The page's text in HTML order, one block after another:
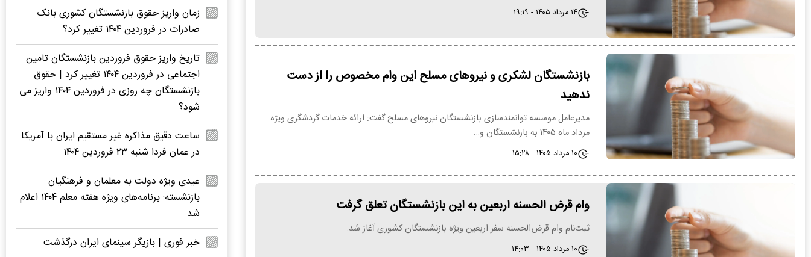
۱۴ مرداد ۱۴۰۵ - ۱۹:۱۹
بازنشستگان لشکری و نیروهای مسلح این وام مخصوص را از دست
ندهید
مدیرعامل موسسه توانمندسازی بازنشستگان نیروهای مسلح گفت: ارائه خدمات گردشگری ویژه
مرداد ماه ۱۴۰۵ به بازنشستگان و…
۱۰ مرداد ۱۴۰۵ - ۱۵:۲۸
وام قرض الحسنه اربعین به این بازنشستگان تعلق گرفت
ثبت‌نام وام قرض‌الحسنه سفر اربعین ویژه بازنشستگان کشوری آغاز شد.
۱۰ مرداد ۱۴۰۵ - ۱۴:۰۳
زمان واریز حقوق بازنشستگان کشوری بانک
صادرات در فروردین ۱۴۰۴ تغییر کرد؟
تاریخ واریز حقوق فروردین بازنشستگان تامین
اجتماعی در فروردین ۱۴۰۴ تغییر کرد | حقوق
بازنشستگان چه روزی در فروردین ۱۴۰۴ واریز می
شود؟
ساعت دقیق مذاکره غیر مستقیم ایران با آمریکا
در عمان فردا شنبه ۲۳ فروردین ۱۴۰۴
عیدی ویژه دولت به معلمان و فرهنگیان
بازنشسته: برنامه‌های ویژه هفته معلم ۱۴۰۴ اعلام
شد
خبر فوری | بازیگر سینمای ایران درگذشت